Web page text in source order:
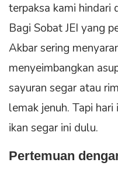
terpaksa kami hindari
Bagi Sobat JEI yang
Akbar sering
menyeimbangkan
sayuran segar atau
lemak jenuh. Tapi
ikan segar ini dulu.
Pertemuan